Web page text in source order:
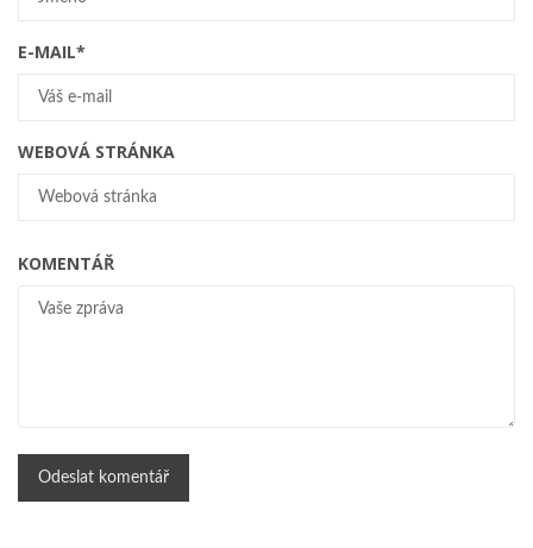
E-MAIL*
WEBOVÁ STRÁNKA
KOMENTÁŘ